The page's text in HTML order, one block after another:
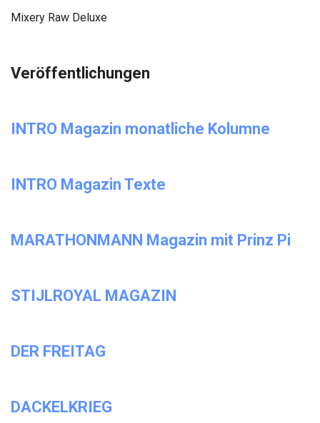
Mixery Raw Deluxe
Veröffentlichungen
INTRO Magazin monatliche Kolumne
INTRO Magazin Texte
MARATHONMANN Magazin mit Prinz Pi
STIJLROYAL MAGAZIN
DER FREITAG
DACKELKRIEG